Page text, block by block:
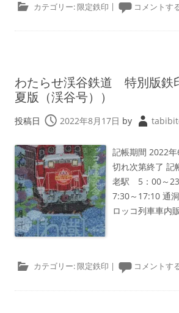
カテゴリー:限定鉄印 | コメントす
わたらせ渓谷鉄道 特別版鉄
夏版（渓谷号））
投稿日 2022年8月17日 by
記帳期間 2022
切れ次第終了 記
老駅 5：00～
7:30～17:10 通
ロッコ列車車内
カテゴリー:限定鉄印 | コメントす